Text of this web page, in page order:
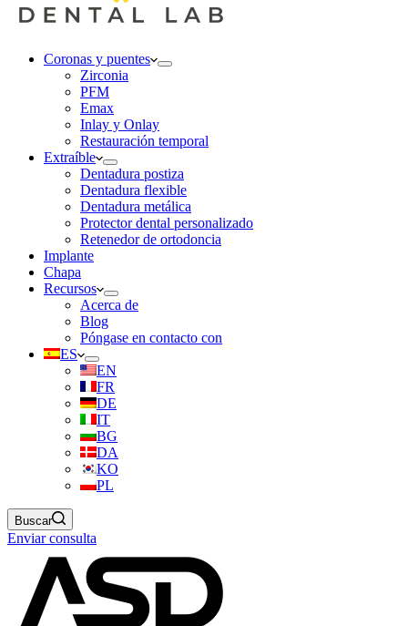
Coronas y puentes
Zirconia
PFM
Emax
Inlay y Onlay
Restauración temporal
Extraíble
Dentadura postiza
Dentadura flexible
Dentadura metálica
Protector dental personalizado
Retenedor de ortodoncia
Implante
Chapa
Recursos
Acerca de
Blog
Póngase en contacto con
ES
EN
FR
DE
IT
BG
DA
KO
PL
Buscar
Enviar consulta